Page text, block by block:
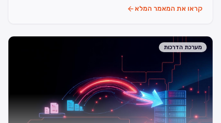
ישראל ורשות ני״ע, והתראות אוטומטיות.
קראו את המאמר המלא
מערכת הדרכות